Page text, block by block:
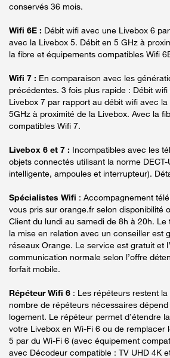
conservés 36 mois.
Wifi 6E : Débit wifi avec une Livebox 6
avec la Livebox 5. Débit en 5 GHz à
la fibre et équipements compatibles Wifi
Wifi 7 : En comparaison avec les
précédentes. 3 fois plus rapide : Débit
Livebox 7 par rapport au débit wifi avec
5GHz à proximité de la Livebox. Avec la
compatibles Wifi 7.
Livebox 6 et 7 : Incompatibles avec les
objets connectés utilisant la norme
intelligente, ampoules et interrupteur).
Spécialistes Wifi : Accompagnement
vous pris sur orange.fr selon disponibilité
Client du lundi au samedi de 8h à 20h. Le
la mise en relation avec un conseiller est
réseaux Orange. Le service est gratuit et
communication normale selon l’offre
forfait mobile.
Répéteur Wifi 6 : Les répéteurs restent
nombre de répéteurs nécessaires
logement. Le répéteur permet d’étendre
votre Livebox en Wi-Fi 6 ou de remplacer
5 par du Wi-Fi 6 (avec équipement
avec Décodeur compatible : TV UHD 4K